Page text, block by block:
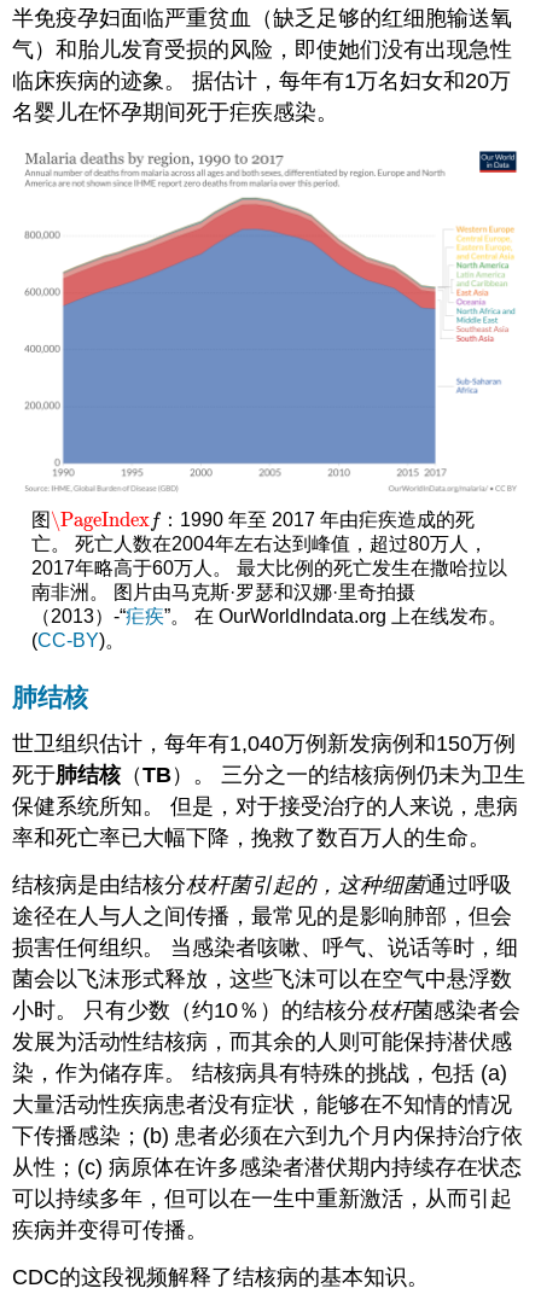
半免疫孕妇面临严重贫血（缺乏足够的红细胞输送氧
气）和胎儿发育受损的风险，即使她们没有出现急性
临床疾病的迹象。 据估计，每年有1万名妇女和20万
名婴儿在怀孕期间死于疟疾感染。
图\PageIndexf
\PageIndexf
：1990 年至 2017 年由疟疾造成的死
亡。 死亡人数在2004年左右达到峰值，超过80万人，
2017年略高于60万人。 最大比例的死亡发生在撒哈拉以
南非洲。 图片由马克斯·罗瑟和汉娜·里奇拍摄
（2013）-“疟疾”。 在 OurWorldIndata.org 上在线发布。
(CC-BY)。
肺结核
世卫组织估计，每年有1,040万例新发病例和150万例
死于肺结核（TB）。 三分之一的结核病例仍未为卫生
保健系统所知。 但是，对于接受治疗的人来说，患病
率和死亡率已大幅下降，挽救了数百万人的生命。
结核病是由结核分枝杆菌引起的，这种细菌通过呼吸
途径在人与人之间传播，最常见的是影响肺部，但会
损害任何组织。 当感染者咳嗽、呼气、说话等时，细
菌会以飞沫形式释放，这些飞沫可以在空气中悬浮数
小时。 只有少数（约10％）的结核分枝杆菌感染者会
发展为活动性结核病，而其余的人则可能保持潜伏感
染，作为储存库。 结核病具有特殊的挑战，包括 (a)
大量活动性疾病患者没有症状，能够在不知情的情况
下传播感染；(b) 患者必须在六到九个月内保持治疗依
从性；(c) 病原体在许多感染者潜伏期内持续存在状态
可以持续多年，但可以在一生中重新激活，从而引起
疾病并变得可传播。
CDC的这段视频解释了结核病的基本知识。